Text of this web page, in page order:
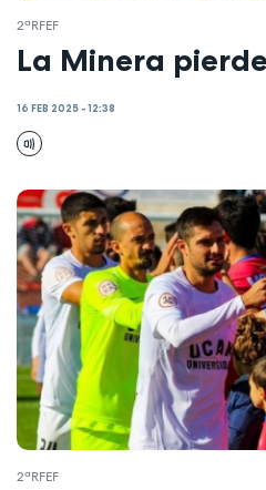
2ªRFEF
La Minera
16 FEB 2025 - 12:38
2ªRFEF